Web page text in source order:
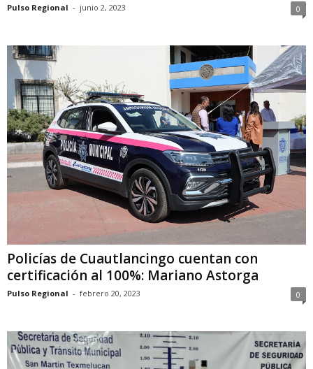
Pulso Regional - junio 2, 2023 0
Policías de Cuautlancingo cuentan con
certificación al 100%: Mariano Astorga
Pulso Regional - febrero 20, 2023 0